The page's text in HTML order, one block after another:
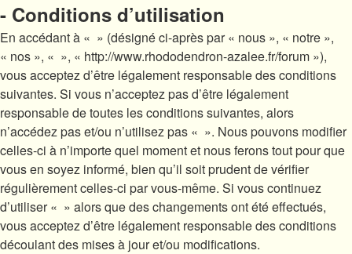
- Conditions d’utilisation
En accédant à « » (désigné ci-après par « nous », « notre »,
« nos », « », « http://www.rhododendron-azalee.fr/forum »),
vous acceptez d’être légalement responsable des conditions
suivantes. Si vous n’acceptez pas d’être légalement
responsable de toutes les conditions suivantes, alors
n’accédez pas et/ou n’utilisez pas « ». Nous pouvons modifier
celles-ci à n’importe quel moment et nous ferons tout pour que
vous en soyez informé, bien qu’il soit prudent de vérifier
régulièrement celles-ci par vous-même. Si vous continuez
d’utiliser « » alors que des changements ont été effectués,
vous acceptez d’être légalement responsable des conditions
découlant des mises à jour et/ou modifications.